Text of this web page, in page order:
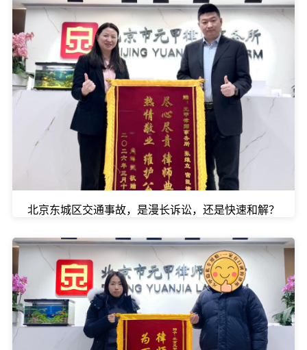
北京东城区交通事故，是漫长诉讼，还是快速和解？